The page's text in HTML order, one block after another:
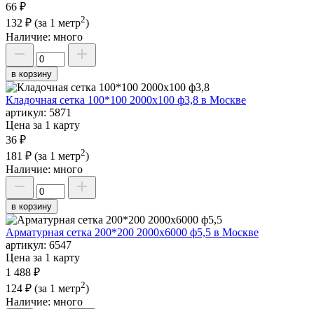
66 ₽
132 ₽ (за 1 метр2)
Наличие: много
в корзину
Кладочная сетка 100*100 2000х100 ф3,8 в Москве
артикул: 5871
Цена за 1 карту
36 ₽
181 ₽ (за 1 метр2)
Наличие: много
в корзину
Арматурная сетка 200*200 2000х6000 ф5,5 в Москве
артикул: 6547
Цена за 1 карту
1 488 ₽
124 ₽ (за 1 метр2)
Наличие: много